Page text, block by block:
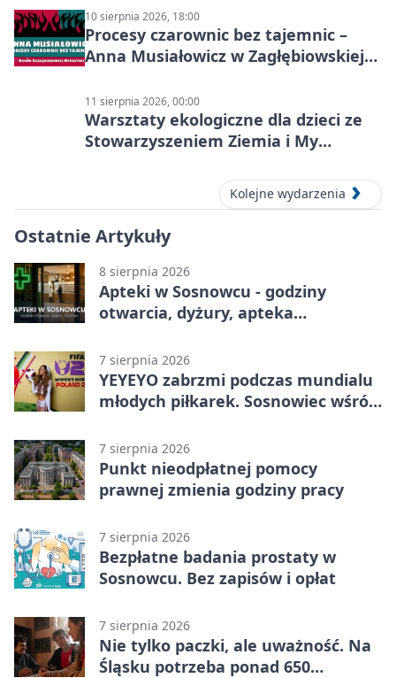
10 sierpnia 2026, 18:00
Procesy czarownic bez tajemnic –
Anna Musiałowicz w Zagłębiowskiej
11 sierpnia 2026, 00:00
Warsztaty ekologiczne dla dzieci ze
Stowarzyszeniem Ziemia i My
Kolejne wydarzenia
Ostatnie Artykuły
8 sierpnia 2026
Apteki w Sosnowcu - godziny
otwarcia, dyżury, apteka
7 sierpnia 2026
YEYEYO zabrzmi podczas mundialu
młodych piłkarek. Sosnowiec wśród
7 sierpnia 2026
Punkt nieodpłatnej pomocy
prawnej zmienia godziny pracy
7 sierpnia 2026
Bezpłatne badania prostaty w
Sosnowcu. Bez zapisów i opłat
7 sierpnia 2026
Nie tylko paczki, ale uważność. Na
Śląsku potrzeba ponad 650